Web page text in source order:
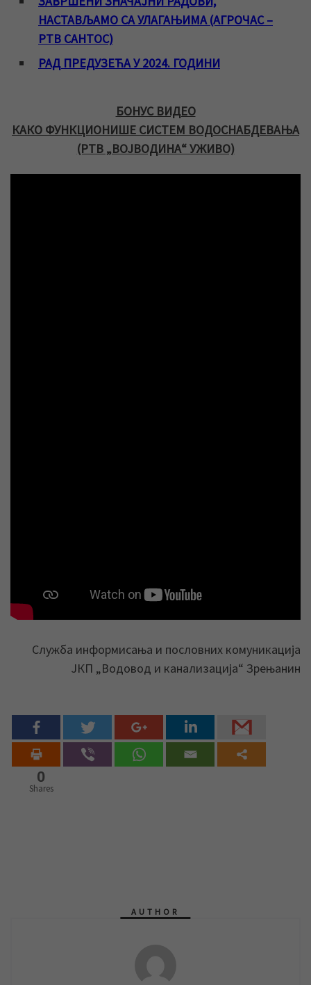
НАСТАВЉАМО СА УЛАГАЊИМА (АГРОЧАС –
РТВ САНТОС)
РАД ПРЕДУЗЕЋА У 2024. ГОДИНИ
БОНУС ВИДЕО
КАКО ФУНКЦИОНИШЕ СИСТЕМ ВОДОСНАБДЕВАЊА
(РТВ „ВОЈВОДИНА“ УЖИВО)
Служба информисања и пословних комуникација
ЈКП „Водовод и канализација“ Зрењанин
0
Shares
AUTHOR